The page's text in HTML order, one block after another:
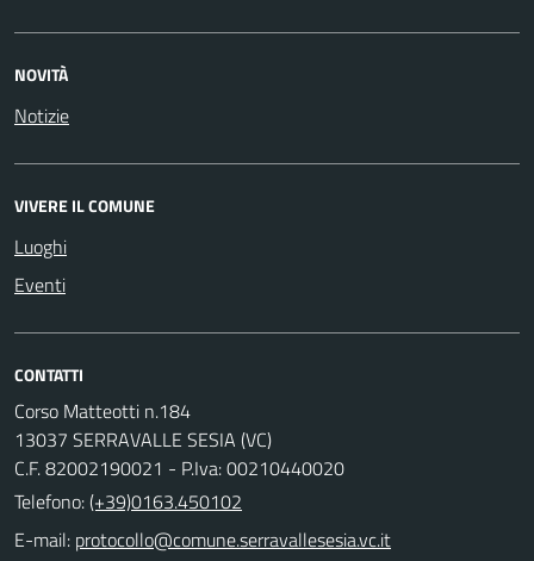
NOVITÀ
Notizie
VIVERE IL COMUNE
Luoghi
Eventi
CONTATTI
Corso Matteotti n.184
13037 SERRAVALLE SESIA (VC)
C.F. 82002190021 - P.Iva: 00210440020
Telefono:(+39)0163.450102
E-mail: